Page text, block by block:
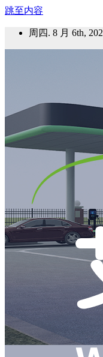
跳至内容
周四. 8 月 6th,